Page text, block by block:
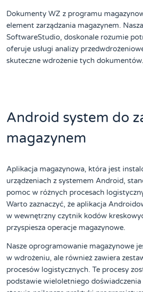
Dokumenty WZ z programu
element zarządzania magazynem.
SoftwareStudio, doskonale rozumie
oferuje usługi analizy
skuteczne wdrożenie tych dokumentów.
Android system do
magazynem
Aplikacja magazynowa, która jest
urządzeniach z systemem Android,
pomoc w różnych procesach
Warto zaznaczyć, że aplikacja
w wewnętrzny czytnik kodów
przyspiesza operacje magazynowe.
Nasze oprogramowanie magazynowe
w wdrożeniu, ale również zawiera
procesów logistycznych. Te procesy
podstawie wieloletniego